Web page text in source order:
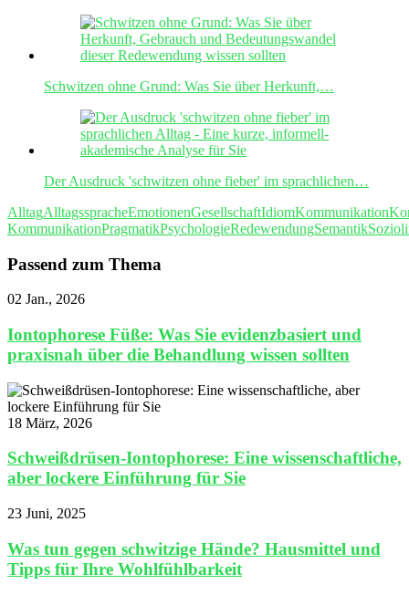
Schwitzen ohne Grund: Was Sie über Herkunft,…
Der Ausdruck 'schwitzen ohne fieber' im sprachlichen…
AlltagAlltagsspracheEmotionenGesellschaftIdiomKommunikation
KommunikationPragmatikPsychologieRedewendungSemantik
Passend zum Thema
02 Jan., 2026
Iontophorese Füße: Was Sie evidenzbasiert und
praxisnah über die Behandlung wissen sollten
18 März, 2026
Schweißdrüsen-Iontophorese: Eine wissenschaftliche,
aber lockere Einführung für Sie
23 Juni, 2025
Was tun gegen schwitzige Hände? Hausmittel und
Tipps für Ihre Wohlfühlbarkeit